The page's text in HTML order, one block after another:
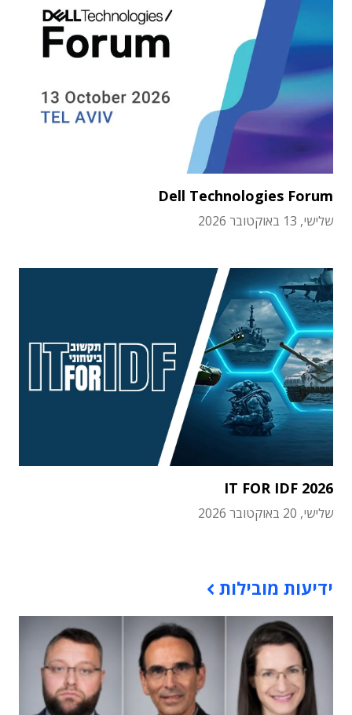
Dell Technologies Forum
שלישי, 13 באוקטובר 2026
IT FOR IDF 2026
שלישי, 20 באוקטובר 2026
ידיעות מובילות